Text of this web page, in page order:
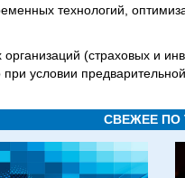
технологий,
организаций (страховых и
условии
СВЕЖЕЕ ПО